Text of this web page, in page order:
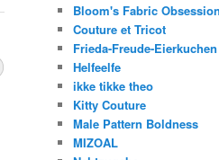
Bloom's Fabric Obsession
Couture et Tricot
Frieda-Freude-Eierkuchen
Helfeelfe
ikke tikke theo
Kitty Couture
Male Pattern Boldness
MIZOAL